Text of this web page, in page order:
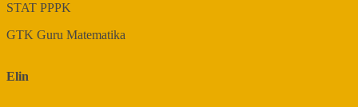
STAT PPPK
GTK Guru Matematika
Elin